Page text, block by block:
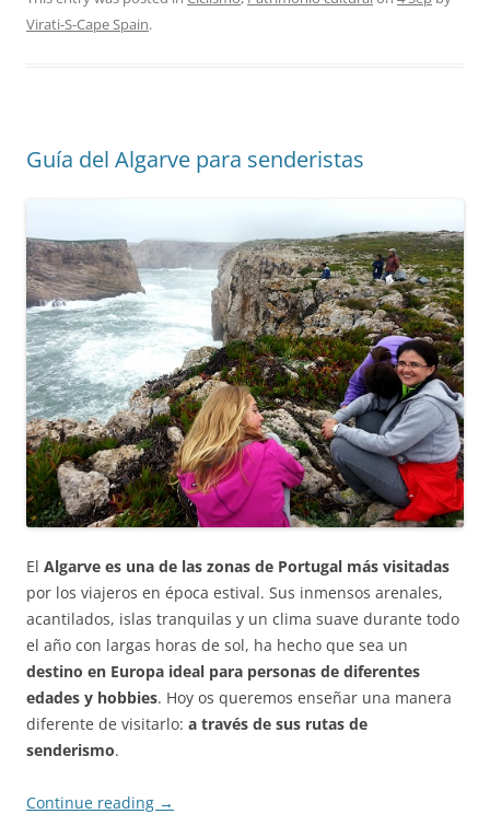
Virati-S-Cape Spain.
Guía del Algarve para senderistas
El Algarve es una de las zonas de Portugal más visitadas
por los viajeros en época estival. Sus inmensos arenales,
acantilados, islas tranquilas y un clima suave durante todo
el año con largas horas de sol, ha hecho que sea un
destino en Europa ideal para personas de diferentes
edades y hobbies. Hoy os queremos enseñar una manera
diferente de visitarlo: a través de sus rutas de
senderismo.
Continue reading →